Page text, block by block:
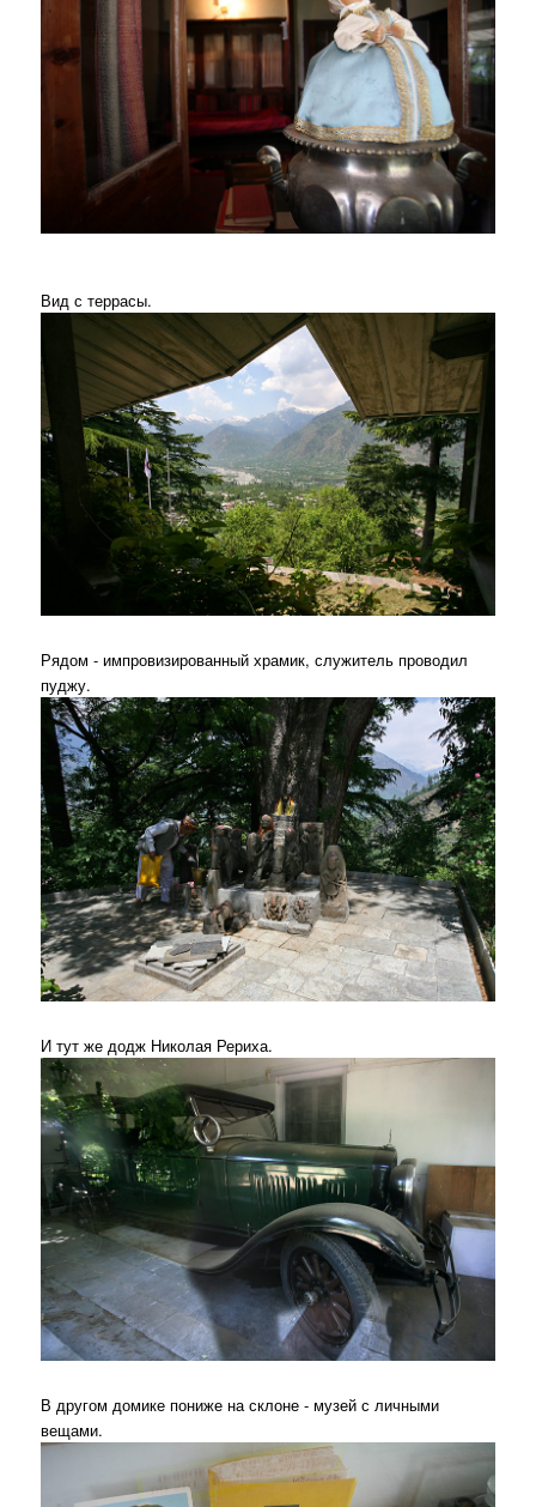
Вид с террасы.
Рядом - импровизированный храмик, служитель проводил
пуджу.
И тут же додж Николая Рериха.
В другом домике пониже на склоне - музей с личными
вещами.